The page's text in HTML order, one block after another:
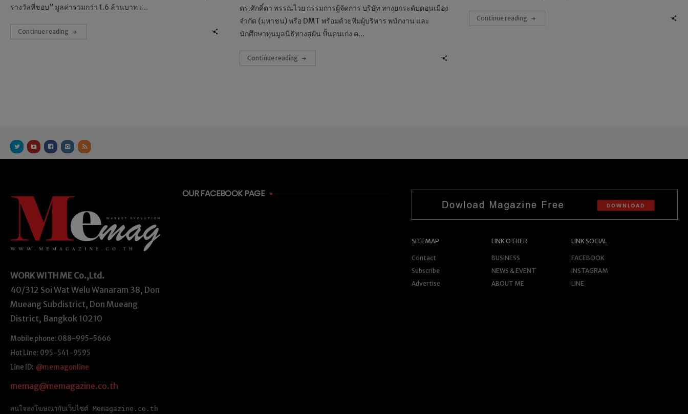
รางวัลที่ชอบ” มูลค่ารวมกว่า 1.6 ล้านบาท เ...
Continue reading
ดร.ศักดิ์ดา พรรณไวย กรรมการผู้จัดการ บริษัท ทางยกระดับดอนเมือง
จำกัด (มหาชน) หรือ DMT พร้อมด้วยทีมผู้บริหาร พนักงาน และ
นักศึกษาทุนมูลนิธิทางสู่ฝัน ปั้นคนเก่ง ค...
Continue reading
Continue reading
WORK WITH ME Co.,Ltd.
40/312 Soi Wat Welu Wanaram 38, Don
Mueang Subdistrict, Don Mueang
District, Bangkok 10210
Mobile phone: 088-995-5666
Hot Line: 095-541-9595
Line ID: @memagonline
memag@memagazine.co.th
สนใจลงโฆษณากับเว็บไซต์ Memagazine.co.th
OUR FACEBOOK PAGE
SITEMAP
Contact
Subscribe
Advertise
LINK OTHER
BUSINESS
NEWS & EVENT
ABOUT ME
LINK SOCIAL
FACEBOOK
INSTAGRAM
LINE